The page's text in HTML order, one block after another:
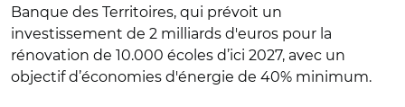
Banque des Territoires, qui prévoit un
investissement de 2 milliards d'euros pour la
rénovation de 10.000 écoles d’ici 2027, avec un
objectif d’économies d'énergie de 40% minimum.